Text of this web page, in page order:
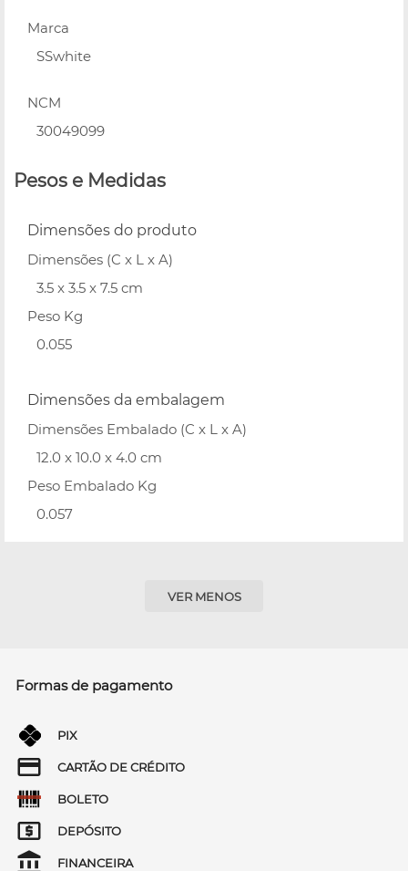
Marca
SSwhite
NCM
30049099
Pesos e Medidas
Dimensões do produto
Dimensões (C x L x A)
3.5 x 3.5 x 7.5 cm
Peso Kg
0.055
Dimensões da embalagem
Dimensões Embalado (C x L x A)
12.0 x 10.0 x 4.0 cm
Peso Embalado Kg
0.057
VER MENOS
Formas de pagamento
PIX
CARTÃO DE CRÉDITO
BOLETO
DEPÓSITO
FINANCEIRA